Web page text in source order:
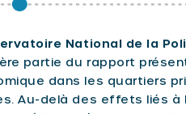
National de la
partie du rapport
dans les quartiers
Au-delà des effets liés à